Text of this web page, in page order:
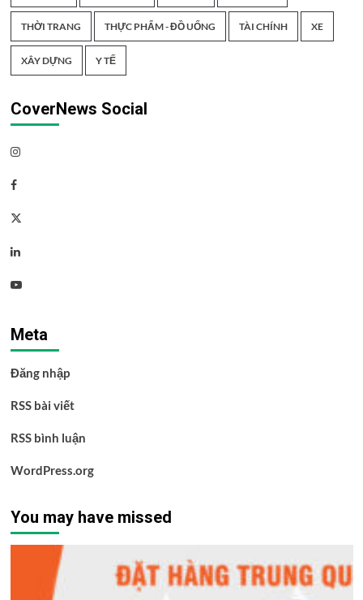
THỜI TRANG THỰC PHẨM - ĐỒ UỐNG TÀI CHÍNH XE
XÂY DỰNG Y TẾ
CoverNews Social
Instagram
Facebook
Twitter
Linkedin
Youtube
Meta
Đăng nhập
RSS bài viết
RSS bình luận
WordPress.org
You may have missed